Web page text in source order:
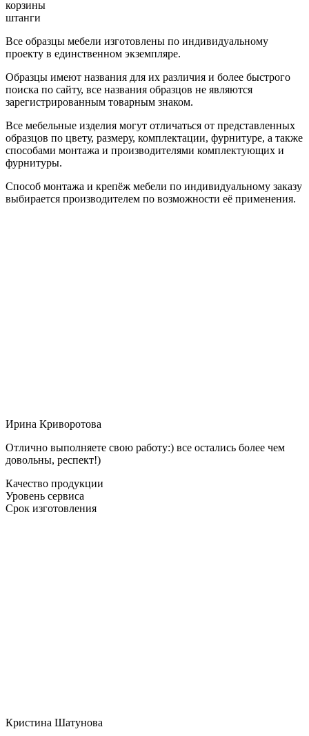
корзины
штанги
Все образцы мебели изготовлены по индивидуальному
проекту в единственном экземпляре.
Образцы имеют названия для их различия и более быстрого
поиска по сайту, все названия образцов не являются
зарегистрированным товарным знаком.
Все мебельные изделия могут отличаться от представленных
образцов по цвету, размеру, комплектации, фурнитуре, а также
способами монтажа и производителями комплектующих и
фурнитуры.
Способ монтажа и крепёж мебели по индивидуальному заказу
выбирается производителем по возможности её применения.
Ирина Криворотова
Отлично выполняете свою работу:) все остались более чем
довольны, респект!)
Качество продукции
Уровень сервиса
Срок изготовления
Кристина Шатунова